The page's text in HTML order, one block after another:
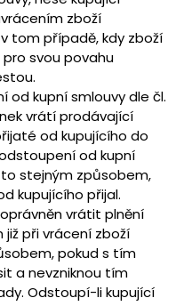
zboží
tom případě, kdy zboží
svou povahu
od kupní smlouvy dle čl.
vrátí prodávající
od kupujícího do
od kupní
stejným způsobem,
kupujícího přijal.
vrátit plnění
při vrácení zboží
pokud s tím
a nevzniknou tím
Odstoupí-li kupující